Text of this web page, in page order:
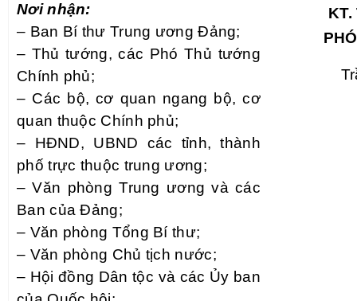
Nơi nhận:
– Ban Bí thư Trung ương Đảng;
– Thủ tướng, các Phó Thủ tướng
Chính phủ;
– Các bộ, cơ quan ngang bộ, cơ
quan thuộc Chính phủ;
– HĐND, UBND các tỉnh, thành
phố trực thuộc trung ương;
– Văn phòng Trung ương và các
Ban của Đảng;
– Văn phòng Tổng Bí thư;
– Văn phòng Chủ tịch nước;
– Hội đồng Dân tộc và các Ủy ban
KT.